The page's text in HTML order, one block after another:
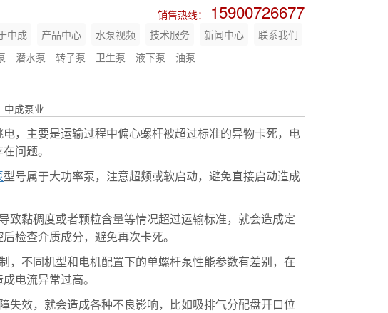
销售热线： 15900726677
中成 产品中心 水泵视频 技术服务 新闻中心
联系我们
潜水泵 转子泵 卫生泵 液下泵 油泵
中成泵业
，主要是运输过程中偏心螺杆被超过标准的异物卡死，电
问题。
型号属于大功率泵，注意超频或软启动，避免直接启动造成
致黏稠度或者颗粒含量等情况超过运输标准，就会造成定
检查介质成分，避免再次卡死。
不同机型和电机配置下的单螺杆泵性能参数有差别，在
电流异常过高。
效，就会造成各种不良影响，比如吸排气分配盘开口位